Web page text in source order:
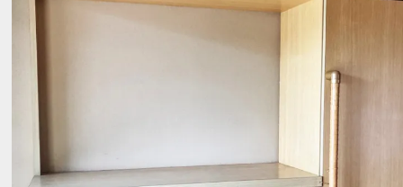
無料査定・売却・買取
お役立ち
情報
資産活用・売却の豆知識
会社案内
スタッフ紹介